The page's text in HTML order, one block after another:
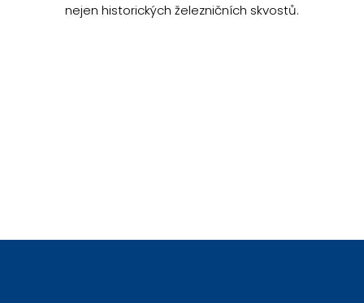
nejen historických železničních skvostů.